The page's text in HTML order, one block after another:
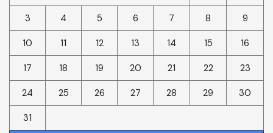
3 4 5 6 7 8 9
10 11 12 13 14 15 16
17 18 19 20 21 22 23
24 25 26 27 28 29 30
31